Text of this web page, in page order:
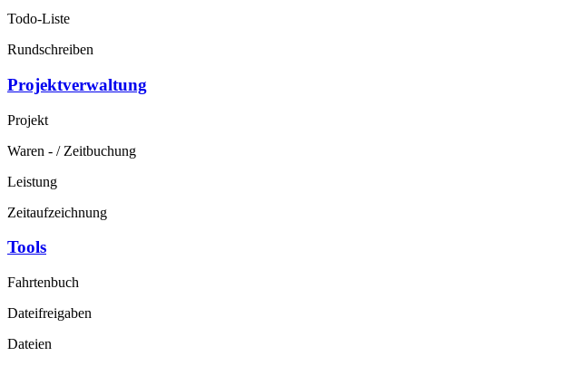
Todo-Liste
Rundschreiben
Projektverwaltung
Projekt
Waren - / Zeitbuchung
Leistung
Zeitaufzeichnung
Tools
Fahrtenbuch
Dateifreigaben
Dateien